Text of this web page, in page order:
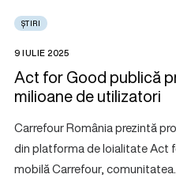
ȘTIRI
9 IULIE 2025
Act for Good publică
milioane de utilizatori
Carrefour România prezintă
din platforma de loialitate Act
mobilă Carrefour,